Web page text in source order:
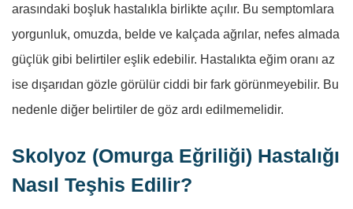
arasındaki boşluk hastalıkla birlikte açılır. Bu semptomlara
yorgunluk, omuzda, belde ve kalçada ağrılar, nefes almada
güçlük gibi belirtiler eşlik edebilir. Hastalıkta eğim oranı az
ise dışarıdan gözle görülür ciddi bir fark görünmeyebilir. Bu
nedenle diğer belirtiler de göz ardı edilmemelidir.
Skolyoz (Omurga Eğriliği) Hastalığı
Nasıl Teşhis Edilir?